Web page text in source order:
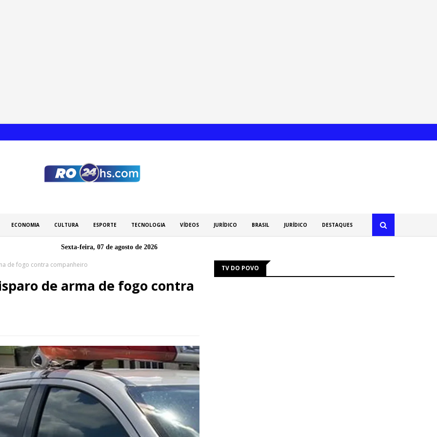
ECONOMIA CULTURA ESPORTE TECNOLOGIA VÍDEOS JURÍDICO BRASIL JURÍDICO DESTAQUES
Sexta-feira, 07 de agosto de 2026
de fogo contra companheiro
de arma de fogo contra
TV DO POVO